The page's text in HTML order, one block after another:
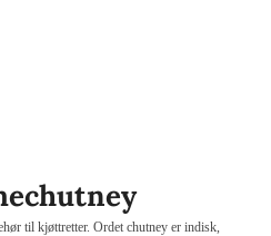
til kjøttretter. Ordet chutney er indisk,